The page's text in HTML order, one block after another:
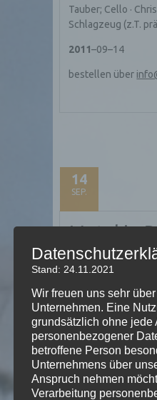
Tauber; Cello ·
Schlagzeug (z.T.
2011–09–14
bestellen über
14
SEP.
Metal in
Metal in D∆ für
2011;
Stand: 24.11.2021
Wir freuen uns sehr
Unternehmen. Eine
grundsätzlich ohne jede
personenbezogener
betroffene Person
Unternehmens über
Anspruch nehmen
Verarbeitung